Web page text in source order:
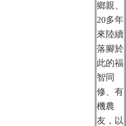
鄉親、
20多年
來陸續
落腳於
此的福
智同
修、有
機農
友，以